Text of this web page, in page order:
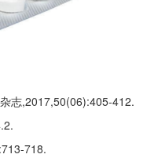
志,2017,50(06):405-412.
718.